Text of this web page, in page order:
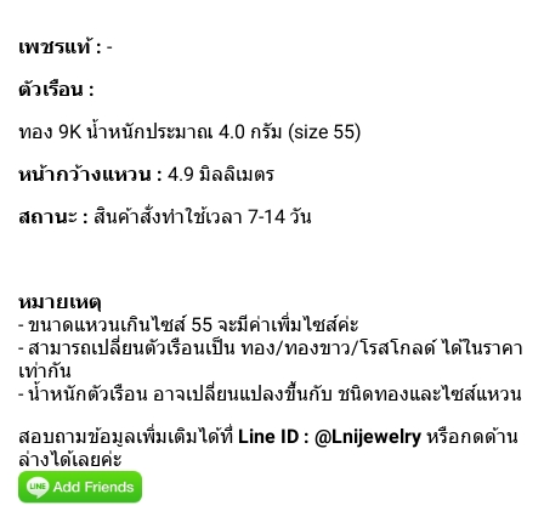
เพชรแท้ : -
ตัวเรือน :
ทอง 9K น้ำหนักประมาณ 4.0 กรัม (size 55)
หน้ากว้างแหวน : 4.9 มิลลิเมตร
สถานะ : สินค้าสั่งทำใช้เวลา 7-14 วัน
หมายเหตุ
- ขนาดแหวนเกินไซส์ 55 จะมีค่าเพิ่มไซส์ค่ะ
- สามารถเปลี่ยนตัวเรือนเป็น ทอง/ทองขาว/โรสโกลด์ ได้ในราคา
เท่ากัน
- น้ำหนักตัวเรือน อาจเปลี่ยนแปลงขึ้นกับ ชนิดทองและไซส์แหวน
สอบถามข้อมูลเพิ่มเติมได้ที่ Line ID : @Lnijewelry หรือกดด้าน
ล่างได้เลยค่ะ